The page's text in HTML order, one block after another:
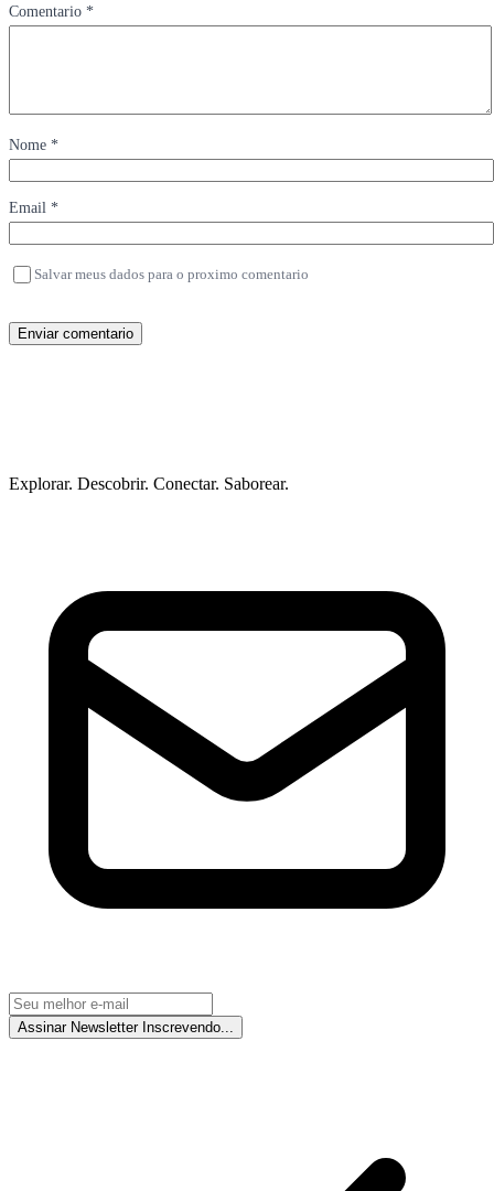
Comentario *
Nome *
Email *
Salvar meus dados para o proximo comentario
Enviar comentario
Explorar. Descobrir. Conectar. Saborear.
Assinar Newsletter Inscrevendo...